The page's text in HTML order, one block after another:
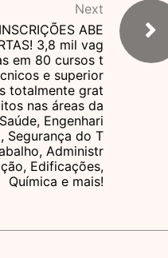
Next
INSCRIÇÕES ABE
3,8 mil vag
em 80 cursos t
e superior
totalmente grat
nas áreas da
Saúde, Engenhari
Segurança do T
Administr
Edificações,
Química e mais!